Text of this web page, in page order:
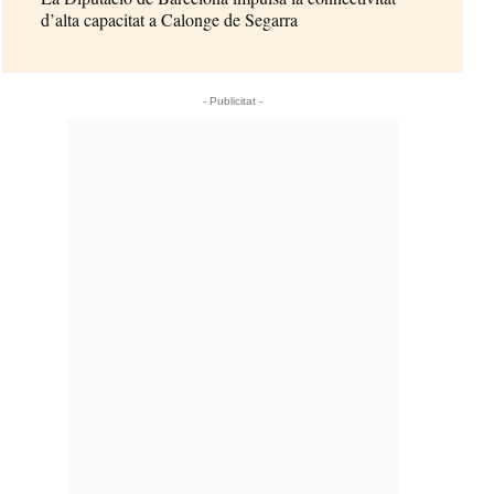
d’alta capacitat a Calonge de Segarra
- Publicitat -